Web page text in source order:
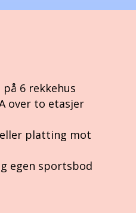
6 rekkehus
over to etasjer
platting mot
egen sportsbod